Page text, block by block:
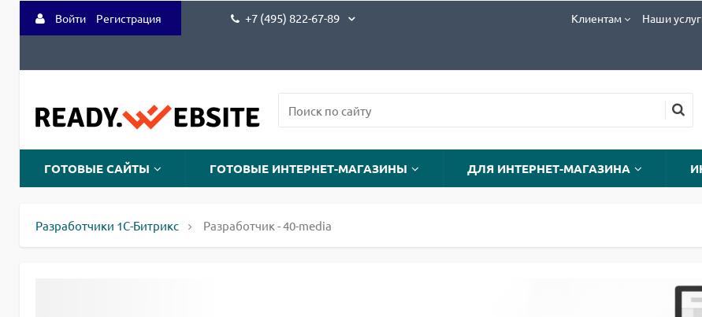
Войти Регистрация +7 (495) 822-67-89 Клиентам Наши
ГОТОВЫЕ САЙТЫ ГОТОВЫЕ ИНТЕРНЕТ-МАГАЗИНЫ ДЛЯ ИНТЕРНЕТ-МАГАЗИНА
Разработчики 1С-Битрикс Разработчик - 40-media